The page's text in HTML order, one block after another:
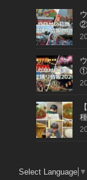
②
①
Select Language ▼